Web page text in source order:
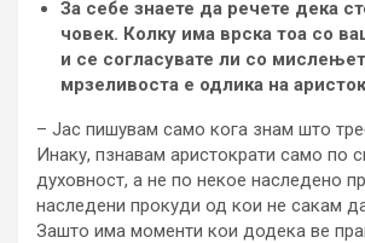
За себе знаете да речете дека
човек. Колку има врска тоа со
и се согласувате ли со
мрзеливоста е одлика на
– Јас пишувам само кога знам што
Инаку, пзнавам аристократи само по
духовност, а не по некое наследено
наследени прокуди од кои не сакам
Зашто има моменти кои додека ве